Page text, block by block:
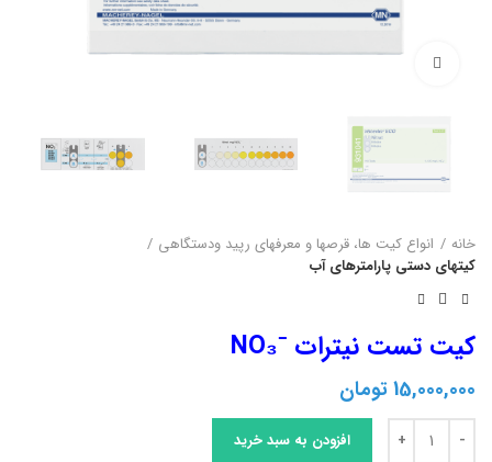
بزرگنمایی تصویر
خانه
انواع کیت ها، قرصها و معرفهای رپید ودستگاهی
کیتهای دستی پارامترهای آب
کیت تست نیترات ⁻NO₃
15,000,000تومان
کیت تست نیترات ⁻NO₃ عدد افزودن به سبد خرید